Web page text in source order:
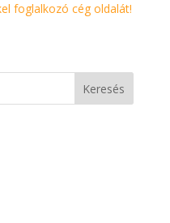
foglalkozó cég oldalát!